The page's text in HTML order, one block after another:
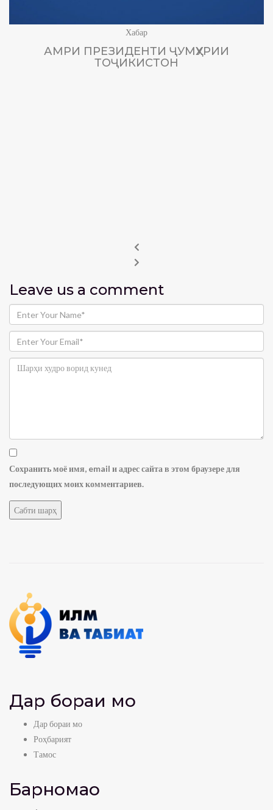
Хабар
АМРИ ПРЕЗИДЕНТИ ҶУМҲУРИИ
ТОҶИКИСТОН
Leave us a comment
Сохранить моё имя, email и адрес сайта в этом браузере для
последующих моих комментариев.
Дар бораи мо
Дар бораи мо
Роҳбарият
Тамос
Барномаҳо